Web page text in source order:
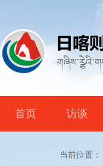
首页 访谈
当前位置：